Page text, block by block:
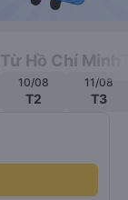
Từ Hồ Chí Minh
10/08
T2
11/08
T3